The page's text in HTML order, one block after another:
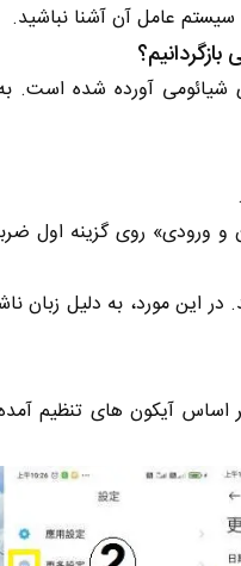
سیستم عامل آن آشنا نباشید.
آورده شده است. به
و ورودی» روی گزینه اول
این مورد، به دلیل زبان
اساس آیکون ‌های تنظیم